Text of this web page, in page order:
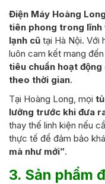
Điện Máy Hoàng Long
tiên phong trong lĩnh
lạnh cũ tại Hà Nội. Với
luôn cam kết mang
tiêu chuẩn hoạt
theo thời gian.
Tại Hoàng Long, mọi
lưỡng trước khi đưa
thay thế linh kiện nếu
thực tế để đảm bảo
mà như mới”.
3. Sản phẩm